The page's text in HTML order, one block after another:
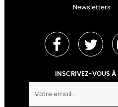
Newsletters
Facebook
INSCRIVEZ-VOUS À